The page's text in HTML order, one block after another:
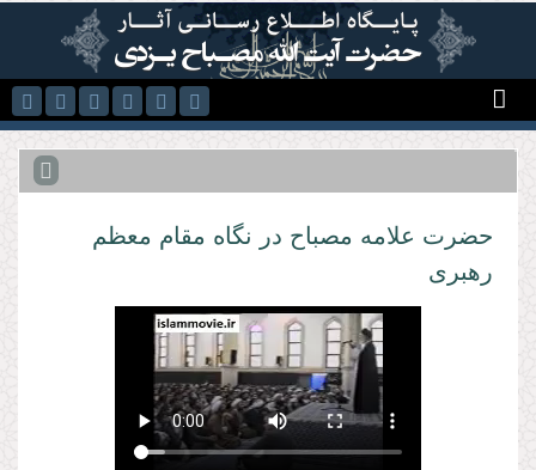
رفتن به محتوای اصلی
حضرت علامه مصباح در نگاه مقام معظم
رهبری